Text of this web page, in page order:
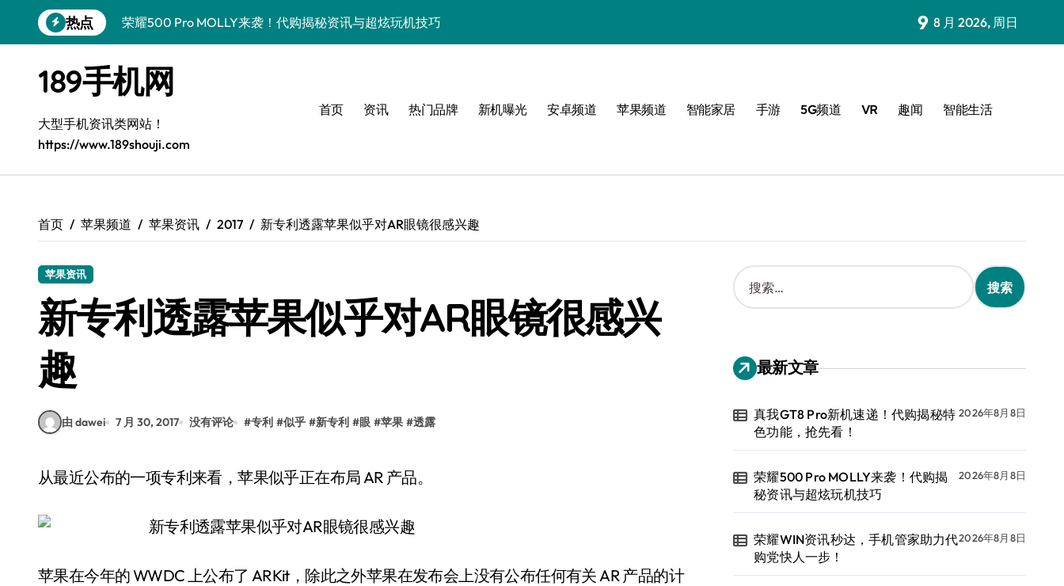
到
热点
荣耀500 Pro MOLLY来袭！代购揭秘资讯与超炫玩机技巧
vivo S50 Pro mini来袭！小屏旗舰亮点，代购速递抢先知！
OPPO Find X9 Pro代购揭秘：亮点速览+超实用技巧大放送！
手机代购揭秘：REDMI K90超全亮点配置，一文速览！
OPPO Find X9抢先看！代购揭秘新机亮点玩法全攻略
三星Galaxy Z Fold7来袭！折叠屏革新，代购抢先揭秘！
真我GT8 Pro新机速递！代购揭秘特色功能，抢先看！
9 8 月 2026, 周日
189手机网
大型手机资讯类网站！
https://www.189shouji.com
首页 资讯 热门品牌 新机曝光 安卓频道 苹果频道 智能家居 手游 5G频道 VR 趣闻 智能生活
首页 苹果频道 苹果资讯 2017 新专利透露苹果似乎对AR眼镜很感兴趣
苹果资讯
新专利透露苹果似乎对AR眼镜很感兴
趣
由 dawei 7 月 30, 2017 没有评论 #专利 #似乎 #新专利 #眼 #苹果 #透露
从最近公布的一项专利来看，苹果似乎正在布局 AR 产品。
苹果在今年的 WWDC 上公布了 ARKit，除此之外苹果在发布会上没有公布任何有关 AR 产品的计
搜
索
：
最新文章
真我GT8 Pro新机速递！代购揭秘特
色功能，抢先看！
2026年8月8日
荣耀500 Pro MOLLY来袭！代购揭
秘资讯与超炫玩机技巧
2026年8月8日
荣耀WIN资讯秒达，手机管家助力代
购党快人一步！
2026年8月8日